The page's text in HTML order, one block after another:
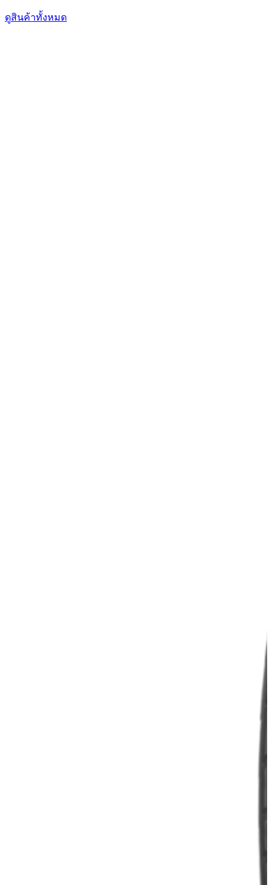
ดูสินค้าทั้งหมด